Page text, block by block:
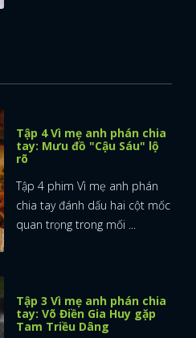
Tập 4 Vì mẹ anh phán chia
tay: Mưu đồ "Cậu Sáu" lộ
rõ
Tập 4 phim Vì mẹ anh phán
chia tay đánh dấu hai cột mốc
quan trọng trong mối ...
Tập 3 Vì mẹ anh phán chia
tay: Võ Điền Gia Huy gặp
Tam Triều Dâng